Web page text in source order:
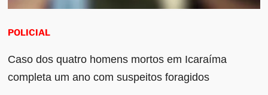
POLICIAL
Caso dos quatro homens mortos em Icaraíma
completa um ano com suspeitos foragidos